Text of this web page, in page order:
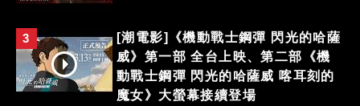
3
[潮電影]《機動戰士鋼彈 閃光的哈薩
威》第一部 全台上映、第二部《機
動戰士鋼彈 閃光的哈薩威 喀耳刻的
魔女》大螢幕接續登場